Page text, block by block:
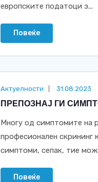
европските податоци з...
Повеќе
Актуелности 31.08.2023
ПРЕПОЗНАЈ ГИ
Многу од симптомите на
професионален скрининг
симптоми, сепак, тие
Повеќе